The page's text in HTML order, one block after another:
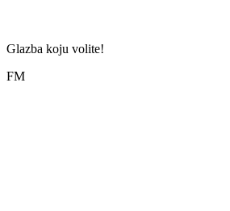
Glazba koju volite!
FM